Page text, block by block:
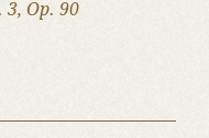
Op. 90